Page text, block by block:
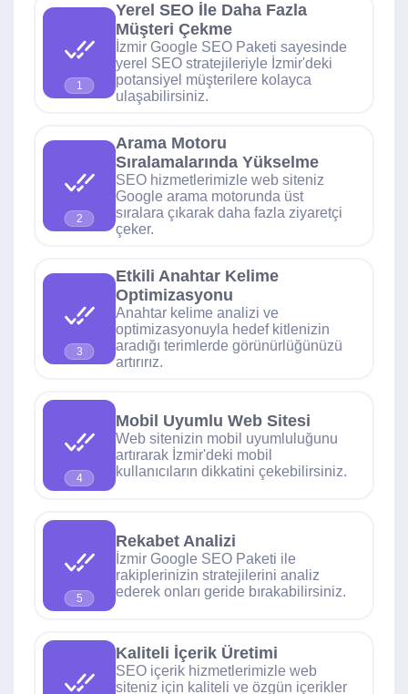
1
Yerel SEO İle Daha Fazla
Müşteri Çekme
İzmir Google SEO Paketi sayesinde
yerel SEO stratejileriyle İzmir'deki
potansiyel müşterilere kolayca
ulaşabilirsiniz.
2
Arama Motoru
Sıralamalarında Yükselme
SEO hizmetlerimizle web siteniz
Google arama motorunda üst
sıralara çıkarak daha fazla ziyaretçi
çeker.
3
Etkili Anahtar Kelime
Optimizasyonu
Anahtar kelime analizi ve
optimizasyonuyla hedef kitlenizin
aradığı terimlerde görünürlüğünüzü
artırırız.
4
Mobil Uyumlu Web Sitesi
Web sitenizin mobil uyumluluğunu
artırarak İzmir'deki mobil
kullanıcıların dikkatini çekebilirsiniz.
5
Rekabet Analizi
İzmir Google SEO Paketi ile
rakiplerinizin stratejilerini analiz
ederek onları geride bırakabilirsiniz.
Kaliteli İçerik Üretimi
SEO içerik hizmetlerimizle web
siteniz için kaliteli ve özgün içerikler